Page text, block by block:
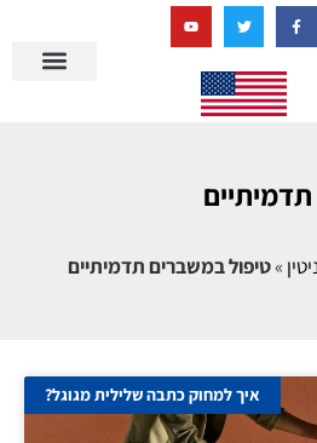
»טיפול במשברים תדמיתיים
איך למחוק כתבה שלילית מגוגל?